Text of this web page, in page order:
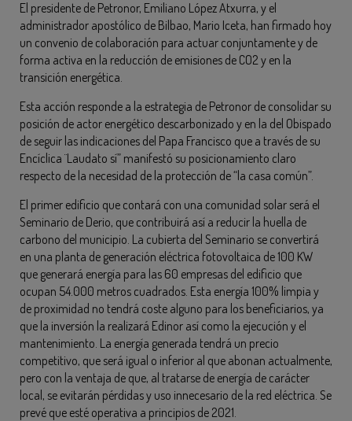
El presidente de Petronor, Emiliano López Atxurra, y el
administrador apostólico de Bilbao, Mario Iceta, han firmado hoy
un convenio de colaboración para actuar conjuntamente y de
forma activa en la reducción de emisiones de CO2 y en la
transición energética.
Esta acción responde a la estrategia de Petronor de consolidar su
posición de actor energético descarbonizado y en la del Obispado
de seguir las indicaciones del Papa Francisco que a través de su
Encíclica ¨Laudato sí” manifestó su posicionamiento claro
respecto de la necesidad de la protección de “la casa común”.
El primer edificio que contará con una comunidad solar será el
Seminario de Derio, que contribuirá así a reducir la huella de
carbono del municipio. La cubierta del Seminario se convertirá
en una planta de generación eléctrica fotovoltaica de 100 KW
que generará energía para las 60 empresas del edificio que
ocupan 54.000 metros cuadrados. Esta energía 100% limpia y
de proximidad no tendrá coste alguno para los beneficiarios, ya
que la inversión la realizará Edinor así como la ejecución y el
mantenimiento. La energía generada tendrá un precio
competitivo, que será igual o inferior al que abonan actualmente,
pero con la ventaja de que, al tratarse de energía de carácter
local, se evitarán pérdidas y uso innecesario de la red eléctrica. Se
prevé que esté operativa a principios de 2021.